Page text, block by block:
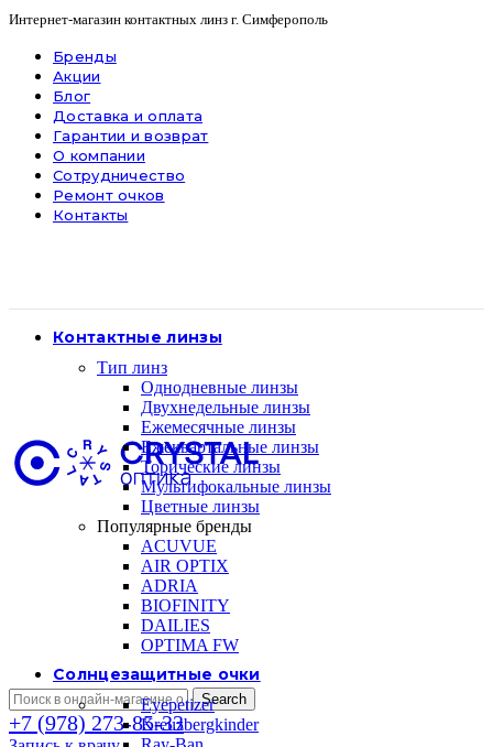
Интернет-магазин контактных линз г. Симферополь
Бренды
Акции
Блог
Доставка и оплата
Гарантии и возврат
О компании
Сотрудничество
Ремонт очков
Контакты
Search
+7 (978) 273-85-33
Контактные линзы
Тип линз
Однодневные линзы
Двухнедельные линзы
Ежемесячные линзы
Ежеквартальные линзы
Торические линзы
Мультифокальные линзы
Цветные линзы
Популярные бренды
ACUVUE
AIR OPTIX
ADRIA
BIOFINITY
DAILIES
OPTIMA FW
Солнцезащитные очки
Eyepetizer
Kreuzbergkinder